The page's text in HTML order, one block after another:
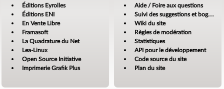
Éditions Eyrolles
Éditions ENI
En Vente Libre
Framasoft
La Quadrature du Net
Lea-Linux
Open Source Initiative
Imprimerie Grafik Plus
Aide / Foire aux questions
Suivi des suggestions et bogues
Wiki du site
Règles de modération
Statistiques
API pour le développement
Code source du site
Plan du site